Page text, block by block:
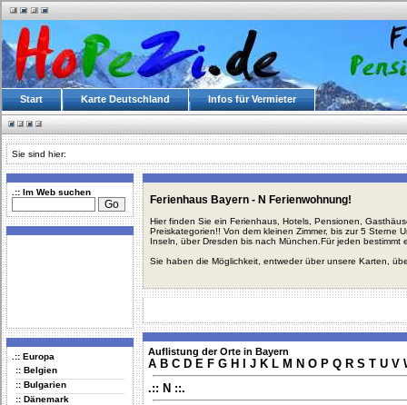
Start Karte Deutschland Infos für Vermieter
Sie sind hier:
.:: Im Web suchen
.:: Europa
:: Belgien
:: Bulgarien
:: Dänemark
Ferienhaus Bayern - N Ferienwohnung!
Hier finden Sie ein Ferienhaus, Hotels, Pensionen,
Preiskategorien!! Von dem kleinen Zimmer, bis zur 5 Sterne
Inseln, über Dresden bis nach München.Für jeden bestimmt
Sie haben die Möglichkeit, entweder über unsere Karten,
Auflistung der Orte in Bayern
A B C D E F G H J K L M N O P Q R S T U V
.:: N ::.